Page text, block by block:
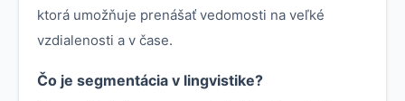
ktorá umožňuje prenášať vedomosti na veľké
vzdialenosti a v čase.
Čo je segmentácia v lingvistike?